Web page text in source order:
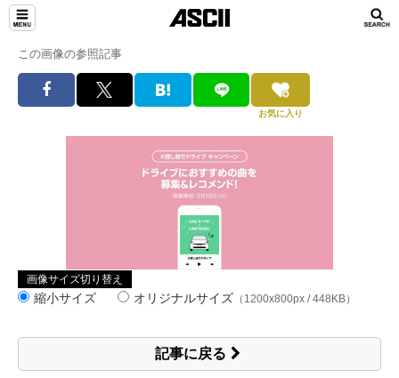
この画像の参照記事
お気に入り
画像サイズ切り替え
縮小サイズ オリジナルサイズ （1200x800px / 448KB）
記事に戻る